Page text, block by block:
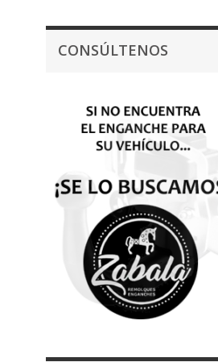
CONSÚLTENOS